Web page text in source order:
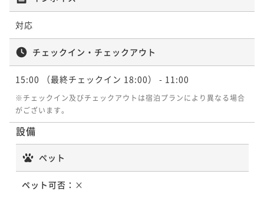
対応
チェックイン・チェックアウト
15:00 （最終チェックイン 18:00） - 11:00
※チェックイン及びチェックアウトは宿泊プランにより異なる場合
がございます。
設備
ペット
ペット可否： ×